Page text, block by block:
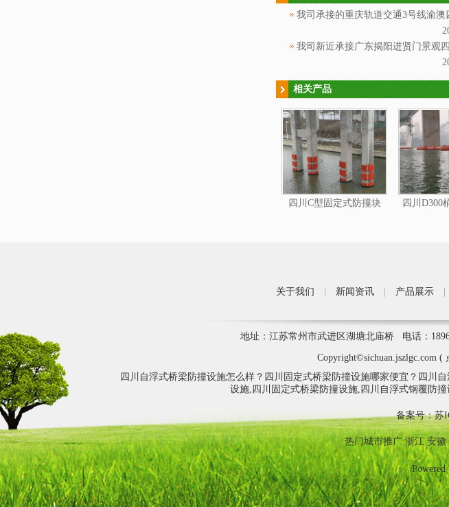
相关产品
四川C型固定式防撞块
四川D300
关于我们 新闻资讯 产品展示
地址：江苏常州市武进区湖塘北庙桥 电话：
Copyright©sichuan.jszlgc.com (
四川自浮式桥梁防撞设施怎么样？四川固定式桥梁防撞设施哪家便宜？四川
设施,四川固定式桥梁防撞设施,四川自浮式钢覆防
备案号：苏
热门城市推广:浙江 安徽
Powered